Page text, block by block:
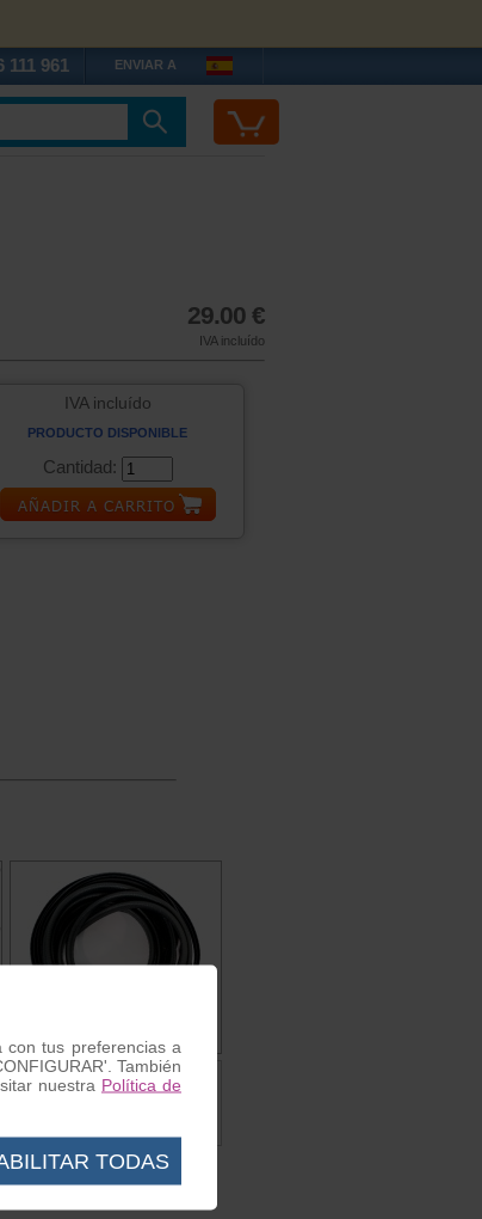
111 961 ENVIAR A
29.00 €
IVA incluído
IVA incluído
PRODUCTO DISPONIBLE
Cantidad:
Bordon Goma Negro
con tus preferencias a
También
nuestra Política de
TODAS